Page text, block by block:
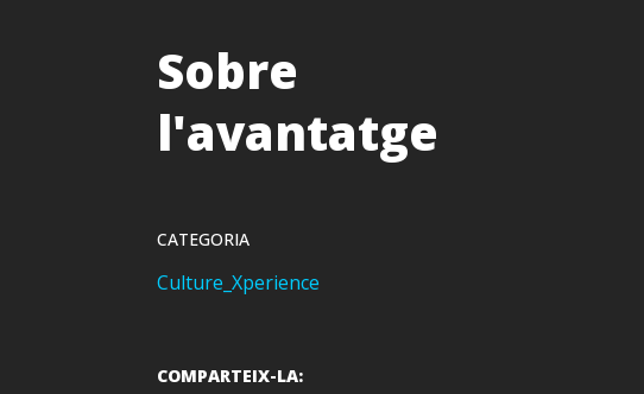
Sobre
l'avantatge
CATEGORIA
Culture_Xperience
COMPARTEIX-LA: